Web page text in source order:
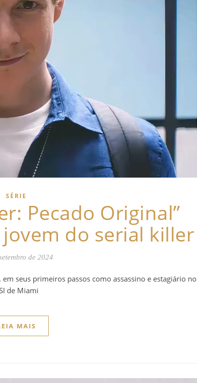
SÉRIE
Pecado Original”
do serial killer
de 2024
seus primeiros passos como assassino e estagiário no
de Miami
MAIS